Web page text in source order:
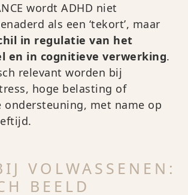
wordt ADHD niet
als een ‘tekort’, maar
in regulatie van het
en in cognitieve verwerking.
relevant worden bij
hoge belasting of
ondersteuning, met name op
VOLWASSENEN:
BEELD